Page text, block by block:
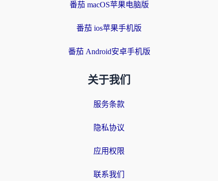
番茄 macOS苹果电脑版
番茄 ios苹果手机版
番茄 Android安卓手机版
关于我们
服务条款
隐私协议
应用权限
联系我们